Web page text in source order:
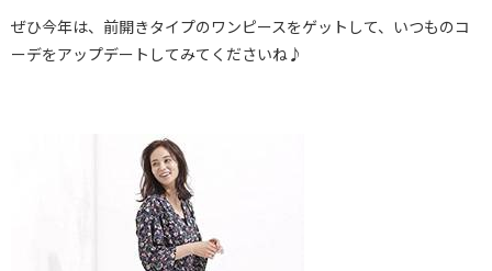
ぜひ今年は、前開きタイプのワンピースをゲットして、いつものコ
ーデをアップデートしてみてくださいね♪